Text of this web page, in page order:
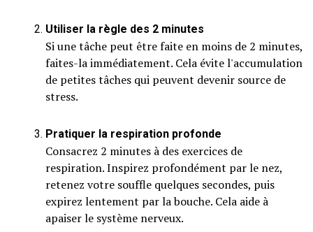
Utiliser la règle des 2 minutes
Si une tâche peut être faite en moins de 2 minutes,
faites-la immédiatement. Cela évite l'accumulation
de petites tâches qui peuvent devenir source de
stress.
Pratiquer la respiration profonde
Consacrez 2 minutes à des exercices de
respiration. Inspirez profondément par le nez,
retenez votre souffle quelques secondes, puis
expirez lentement par la bouche. Cela aide à
apaiser le système nerveux.